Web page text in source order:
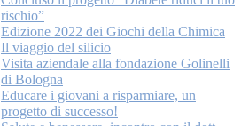
rischio”
Edizione 2022 dei Giochi della Chimica
Il viaggio del silicio
Visita aziendale alla fondazione Golinelli
di Bologna
Educare i giovani a risparmiare, un
progetto di successo!